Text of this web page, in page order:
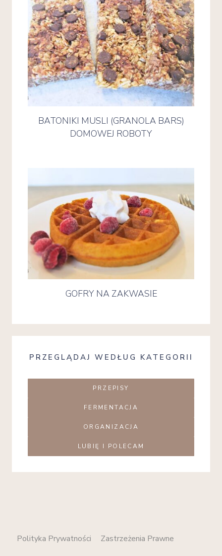
BATONIKI MUSLI (GRANOLA BARS)
DOMOWEJ ROBOTY
GOFRY NA ZAKWASIE
PRZEGLĄDAJ WEDŁUG KATEGORII
PRZEPISY
FERMENTACJA
ORGANIZACJA
LUBIĘ I POLECAM
Polityka Prywatności Zastrzeżenia Prawne